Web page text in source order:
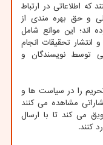
که اطلاعاتی در ارتباط
و حق بهره مندی از
اند؛ این موانع شامل
تحقیقات انجام
توسط نویسندگان و
تحریم را در سیاست ها و
مشاهده می کنند
می کند تا با ارسال
کنند.